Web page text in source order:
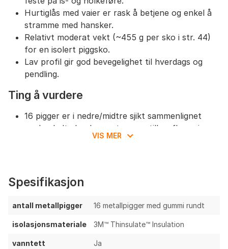
Hurtiglås med vaier er rask å betjene og enkel å
stramme med hansker.
Relativt moderat vekt (~455 g per sko i str. 44)
for en isolert piggsko.
Lav profil gir god bevegelighet til hverdags og
pendling.
Ting å vurdere
16 pigger er i nedre/midtre sjikt sammenlignet
med enkelte konkurrenter som tilbyr flere pigger
for maksimal isgrep.
den er å reparere/bytte.
Membranbaserte sko kan ha begrenset
pusteevne ved milde temperaturer eller høy
Pigger slites ved hyppig bruk på bar asfalt og kan
gi redusert grep over tid samt støy og potensielt
VIS MER
Spesifikasjon
antall metallpigger 16 metallpigger med gummi rundt
isolasjonsmateriale 3M™ Thinsulate™ Insulation
vanntett Ja